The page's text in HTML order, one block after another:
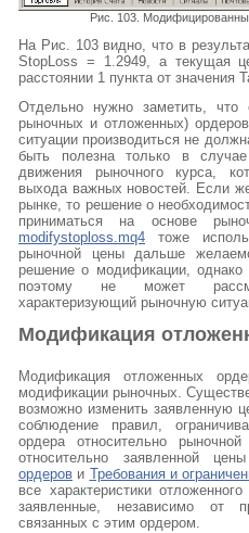
Рис. 103.
На Рис. 103 видно, что в
StopLoss = 1.2949, а текущая
расстоянии 1 пункта от значения
Отдельно нужно заметить,
рыночных и отложенных)
ситуации производиться не
быть полезна только в случае
движения рыночного курса,
выхода важных новостей. Если
рынке, то решение о
приниматься на основе
modifystoploss.mq4 тоже
рыночной цены дальше
решение о модификации,
поэтому не может
характеризующий рыночную
Модификация
Модификация отложенных
модификации рыночных.
возможно изменить заявленную
соблюдение правил,
ордера относительно
относительно заявленной
ордеров и Требования и
все характеристики
заявленные, независимо от
связанных с этим ордером.